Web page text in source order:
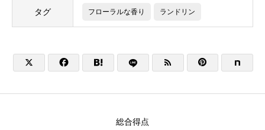
タグ フローラルな香り ランドリン
    
総合得点